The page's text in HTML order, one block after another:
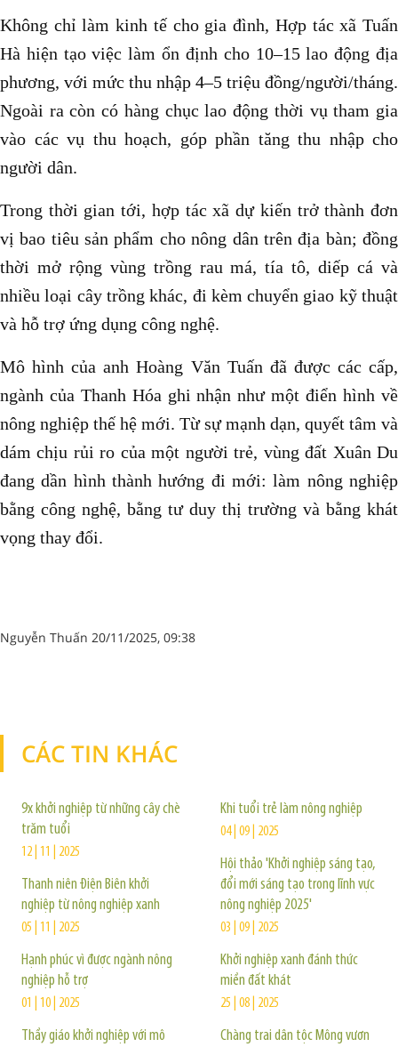
Không chỉ làm kinh tế cho gia đình, Hợp tác xã Tuấn
Hà hiện tạo việc làm ổn định cho 10–15 lao động địa
phương, với mức thu nhập 4–5 triệu đồng/người/tháng.
Ngoài ra còn có hàng chục lao động thời vụ tham gia
vào các vụ thu hoạch, góp phần tăng thu nhập cho
người dân.
Trong thời gian tới, hợp tác xã dự kiến trở thành đơn
vị bao tiêu sản phẩm cho nông dân trên địa bàn; đồng
thời mở rộng vùng trồng rau má, tía tô, diếp cá và
nhiều loại cây trồng khác, đi kèm chuyển giao kỹ thuật
và hỗ trợ ứng dụng công nghệ.
Mô hình của anh Hoàng Văn Tuấn đã được các cấp,
ngành của Thanh Hóa ghi nhận như một điển hình về
nông nghiệp thế hệ mới. Từ sự mạnh dạn, quyết tâm và
dám chịu rủi ro của một người trẻ, vùng đất Xuân Du
đang dần hình thành hướng đi mới: làm nông nghiệp
bằng công nghệ, bằng tư duy thị trường và bằng khát
vọng thay đổi.
Nguyễn Thuấn 20/11/2025, 09:38
CÁC TIN KHÁC
9x khởi nghiệp từ những cây chè
trăm tuổi
12 | 11 | 2025
Thanh niên Điện Biên khởi
nghiệp từ nông nghiệp xanh
05 | 11 | 2025
Hạnh phúc vì được ngành nông
nghiệp hỗ trợ
01 | 10 | 2025
Thầy giáo khởi nghiệp với mô
Khi tuổi trẻ làm nông nghiệp
04 | 09 | 2025
Hội thảo 'Khởi nghiệp sáng tạo,
đổi mới sáng tạo trong lĩnh vực
nông nghiệp 2025'
03 | 09 | 2025
Khởi nghiệp xanh đánh thức
miền đất khát
25 | 08 | 2025
Chàng trai dân tộc Mông vươn